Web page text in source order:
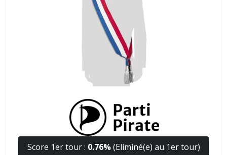
Score 1er tour : 0.76%(Eliminé(e) au 1er tour)